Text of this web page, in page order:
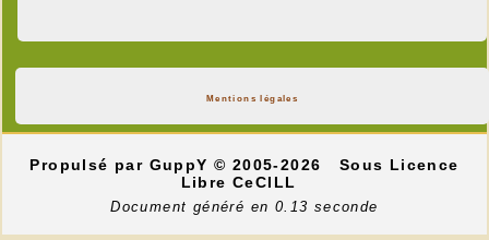
Mentions légales
Propulsé par GuppY© 2005-2026
Sous Licence
Libre CeCILL
Document généré en 0.13 seconde